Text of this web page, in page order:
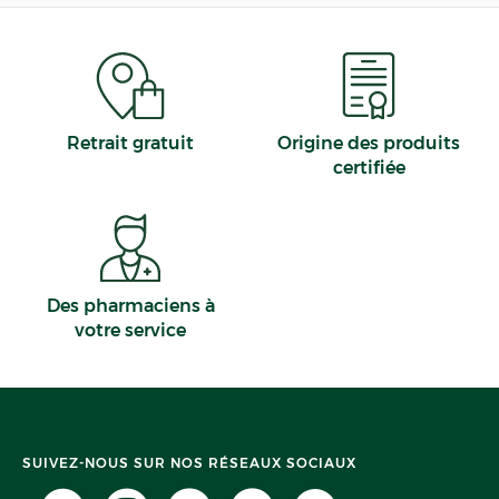
Grand Est
Rhône
Cantal
Pyrénées-Atlantiques
Méteren
Mothern
Raismes
Castelmoron-sur-Lot
Saint-Memmie
Retrait gratuit
Origine des produits
certifiée
Des pharmaciens à
votre service
SUIVEZ-NOUS SUR NOS RÉSEAUX SOCIAUX